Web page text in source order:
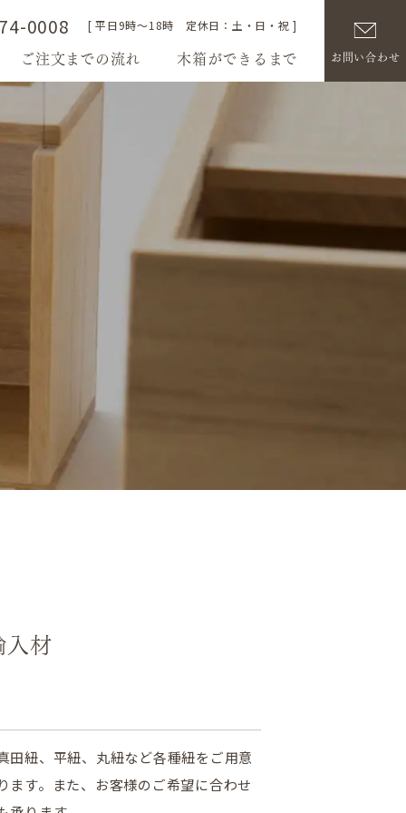
0008 [ 平日9時～18時 定休日：土・日・祝 ]
ご注文までの流れ 木箱ができるまで お問い合わせ
材
田紐、平紐、丸紐など各種紐をご用意
ます。また、お客様のご希望に合わせ